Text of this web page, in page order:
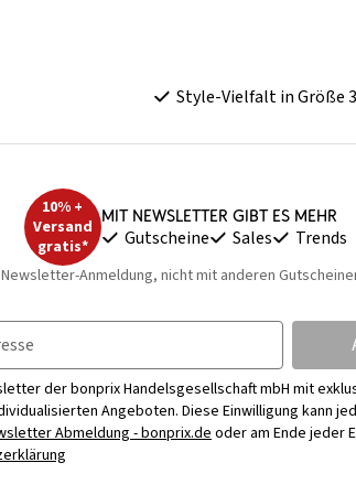
Style-Vielfalt in Größe
10% +
Versand
gratis*
Mit Newsletter gibt es mehr
Gutscheine Sales Trends
Anmeldung, nicht mit anderen
der bonprix Handelsgesellschaft mbH mit
Angeboten. Diese Einwilligung kann
Abmeldung - bonprix.deoder am Ende jeder